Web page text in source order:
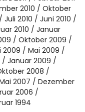
2010
Oktober
Juli 2010
Juni 2010
2010
Januar
Oktober 2009
2009
Mai 2009
Januar 2009
2008
2007
Dezember
2006
1994